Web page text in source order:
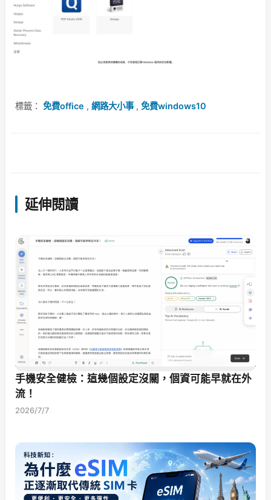
標籤： 免費office , 網路大小事, 免費windows10
延伸閱讀
手機安全健檢：這幾個設定沒關，個資可能早就在外
流！
2026/7/7